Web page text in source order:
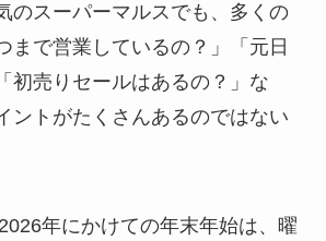
のスーパーマルスでも、多くの
まで営業しているの？」「元日
初売りセールはあるの？」な
ントがたくさんあるのではない
年にかけての年末年始は、曜